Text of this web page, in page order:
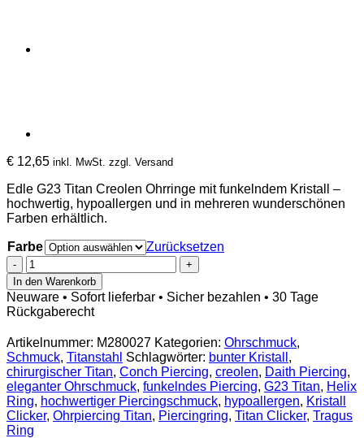
€ 12,65 inkl. MwSt. zzgl. Versand
Edle G23 Titan Creolen Ohrringe mit funkelndem Kristall –
hochwertig, hypoallergen und in mehreren wunderschönen
Farben erhältlich.
Farbe
Zurücksetzen
Ohrstecker
Creolen
mit
funkelndem
Kristall
aus
Titanstahl
–
verschiedene
Farben
Menge
In den Warenkorb
Neuware • Sofort lieferbar • Sicher bezahlen • 30 Tage
Rückgaberecht
Artikelnummer: M280027 Kategorien: Ohrschmuck,
Schmuck, Titanstahl Schlagwörter: bunter Kristall ,
chirurgischer Titan, Conch Piercing, creolen, Daith Piercing,
eleganter Ohrschmuck, funkelndes Piercing, G23 Titan, Helix
Ring, hochwertiger Piercingschmuck, hypoallergen, Kristall
Clicker, Ohrpiercing Titan, Piercingring, Titan Clicker, Tragus
Ring